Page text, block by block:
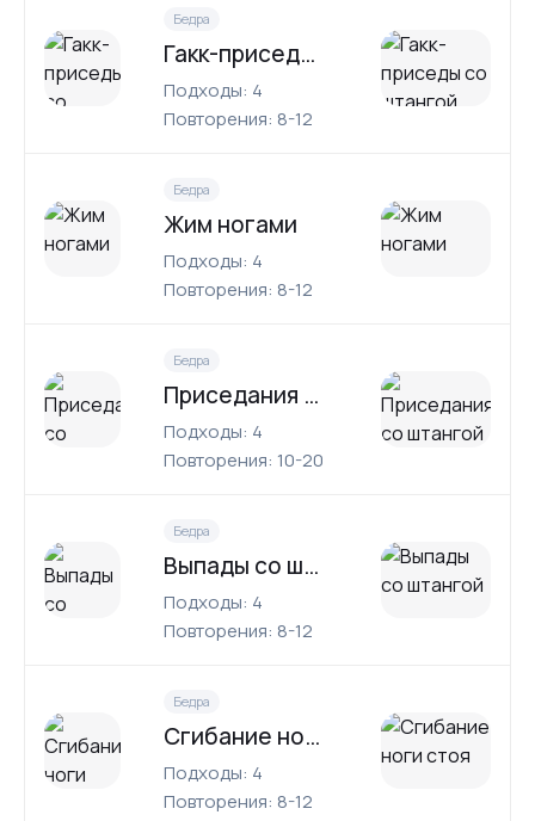
Бедра
Гакк-приседы со штангой
Подходы: 4
Повторения: 8-12
Бедра
Жим ногами
Подходы: 4
Повторения: 8-12
Бедра
Приседания со штангой
Подходы: 4
Повторения: 10-20
Бедра
Выпады со штангой
Подходы: 4
Повторения: 8-12
Бедра
Сгибание ноги стоя
Подходы: 4
Повторения: 8-12